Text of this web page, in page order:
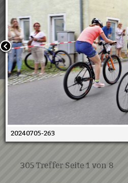
Wir verwenden Cookies, um
benutzerfreundlich zu
an, dass Sie mit der
einverstanden sind.
Weitere Informationen:
Bestätigen
05.07.2024 -
05.07.2024
305 Treffer Seite 1 von 8
20240705-263